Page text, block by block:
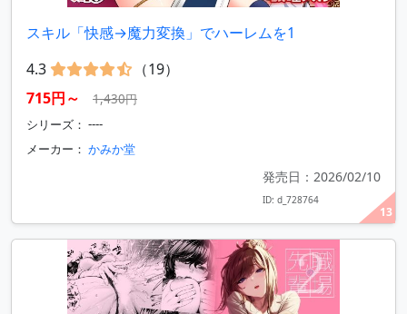
13
スキル「快感→魔力変換」でハーレムを1
4.3
（19）
715円～
1,430円
シリーズ： ----
メーカー： かみか堂
発売日：2026/02/10
ID: d_728764